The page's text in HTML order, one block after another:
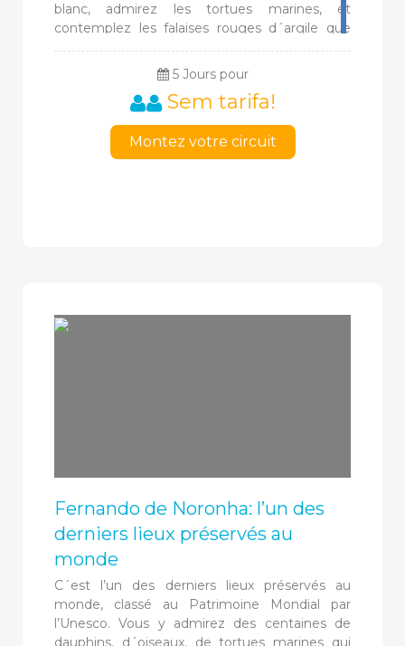
blanc, admirez les tortues marines, et
contemplez les falaises rouges d´argile que
couvre la verte forêt tropicale sous un soleil
torride. Et lorsque vient la lune, s´illumine la
rue principale de ce Saint Tropez du Nordeste,
avec la musique en live dans les bars
branchés...
5 Jours pour
Sem tarifa!
Montez votre circuit
Fernando de Noronha: l’un des
derniers lieux préservés au
monde
C´est l’un des derniers lieux préservés au
monde, classé au Patrimoine Mondial par
l’Unesco. Vous y admirez des centaines de
dauphins, d´oiseaux, de tortues marines qui